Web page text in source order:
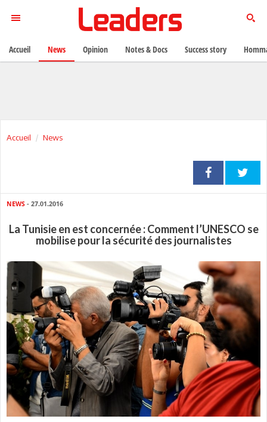
Accueil News
NEWS - 27.01.2016
La Tunisie en est concernée : Comment l’UNESCO se
mobilise pour la sécurité des journalistes
Accueil News Opinion Notes & Docs Success story